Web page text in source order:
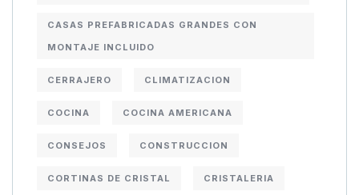
CASAS PREFABRICADAS GRANDES CON
MONTAJE INCLUIDO
CERRAJERO CLIMATIZACION
COCINA COCINA AMERICANA
CONSEJOS CONSTRUCCION
CORTINAS DE CRISTAL CRISTALERIA